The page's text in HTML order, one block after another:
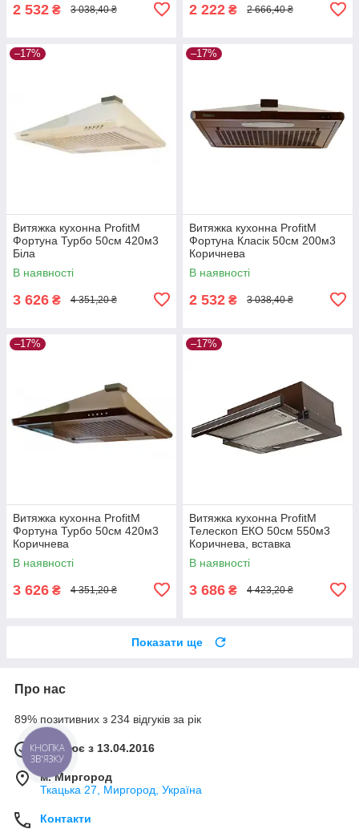
2 532 ₴ 3 038,40 ₴ 2 222 ₴ 2 666,40 ₴
–17%
Витяжка кухонна ProfitM
Фортуна Турбо 50см 420м3
Біла
В наявності
3 626 ₴ 4 351,20 ₴
–17%
Витяжка кухонна ProfitM
Фортуна Класік 50см 200м3
Коричнева
В наявності
2 532 ₴ 3 038,40 ₴
–17%
Витяжка кухонна ProfitM
Фортуна Турбо 50см 420м3
Коричнева
В наявності
3 626 ₴ 4 351,20 ₴
–17%
Витяжка кухонна ProfitM
Телескоп ЕКО 50см 550м3
Коричнева, вставка
Нержавійка
В наявності
3 686 ₴ 4 423,20 ₴
Показати ще
Про нас
89% позитивних з 234 відгуків за рік
Працює з 13.04.2016
м. Миргород
Ткацька 27, Миргород, Україна
Контакти
КНОПКА
ЗВ'ЯЗКУ